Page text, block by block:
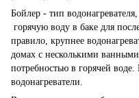
Бойлер - тип
горячую воду в баке для
правило, крупнее
домах с несколькими
потребностью в горячей
водонагреватели.